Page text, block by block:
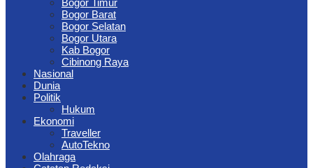
Bogor Timur
Bogor Barat
Bogor Selatan
Bogor Utara
Kab Bogor
Cibinong Raya
Nasional
Dunia
Politik
Hukum
Ekonomi
Traveller
AutoTekno
Olahraga